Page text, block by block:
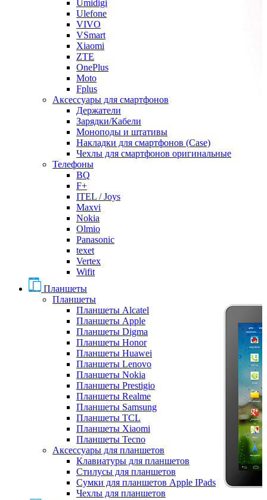
Umidigi
Ulefone
VIVO
VSmart
Xiaomi
ZTE
OnePlus
Moto
Fplus
Аксессуары для смартфонов
Держатели
Зарядки/Кабели
Моноподы и штативы
Накладки для смартфонов (Case)
Чехлы для смартфонов оригинальные
Телефоны
BQ
F+
ITEL / Joys
Maxvi
Nokia
Olmio
Panasonic
texet
Vertex
Wifit
Планшеты
Планшеты
Планшеты Alcatel
Планшеты Apple
Планшеты Digma
Планшеты Honor
Планшеты Huawei
Планшеты Lenovo
Планшеты Nokia
Планшеты Prestigio
Планшеты Realme
Планшеты Samsung
Планшеты TCL
Планшеты Xiaomi
Планшеты Tecno
Аксессуары для планшетов
Клавиатуры для планшетов
Стилусы для планшетов
Сумки для планшетов Apple IPads
Чехлы для планшетов